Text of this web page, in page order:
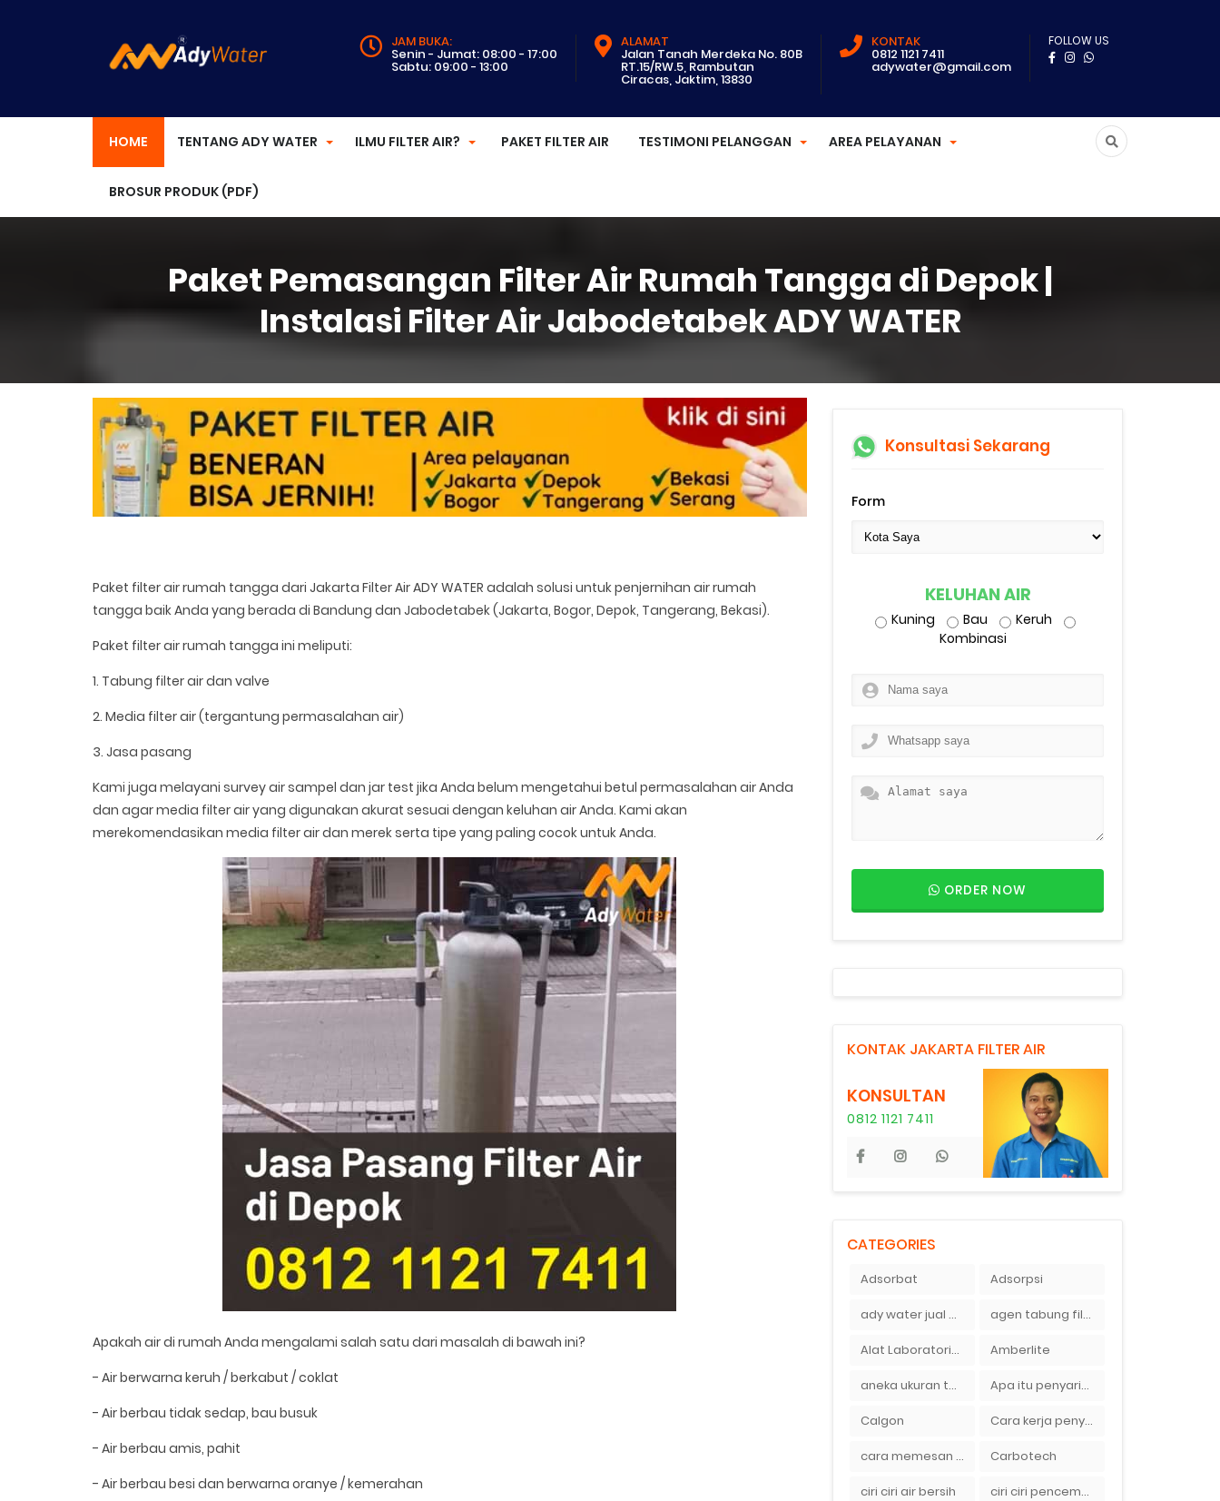
JAM BUKA:
Senin - Jumat: 08:00 - 17:00
Sabtu: 09:00 - 13:00
ALAMAT
Jalan Tanah Merdeka No. 80B
RT.15/RW.5, Rambutan
Ciracas, Jaktim, 13830
KONTAK
0812 1121 7411
adywater@gmail.com
FOLLOW US
HOME TENTANG ADY WATER ILMU FILTER AIR? PAKET FILTER AIR TESTIMONI PELANGGAN AREA PELAYANAN
BROSUR PRODUK (PDF)
Paket Pemasangan Filter Air Rumah Tangga di Depok |
Instalasi Filter Air Jabodetabek ADY WATER
Paket filter air rumah tangga dari Jakarta Filter Air ADY WATER adalah solusi untuk penjernihan air rumah
tangga baik Anda yang berada di Bandung dan Jabodetabek (Jakarta, Bogor, Depok, Tangerang, Bekasi).
Paket filter air rumah tangga ini meliputi:
1. Tabung filter air dan valve
2. Media filter air (tergantung permasalahan air)
3. Jasa pasang
Kami juga melayani survey air sampel dan jar test jika Anda belum mengetahui betul permasalahan air Anda
dan agar media filter air yang digunakan akurat sesuai dengan keluhan air Anda. Kami akan
merekomendasikan media filter air dan merek serta tipe yang paling cocok untuk Anda.
Apakah air di rumah Anda mengalami salah satu dari masalah di bawah ini?
- Air berwarna keruh / berkabut / coklat
- Air berbau tidak sedap, bau busuk
- Air berbau amis, pahit
- Air berbau besi dan berwarna oranye / kemerahan
Konsultasi Sekarang
Form
KELUHAN AIR
Kuning Bau
Keruh
Kombinasi
ORDER NOW
KONTAK JAKARTA FILTER AIR
KONSULTAN
0812 1121 7411
CATEGORIES
Adsorbat Adsorpsi
ady water jual membran ro 2000 gpd harganya sangat murah agen tabung filter air di bandung
Alat Laboratorium Amberlite
aneka ukuran tabung filter air Apa itu penyaringan air secara umum
Calgon Cara kerja penyaring air Ady Water dengan tabung FRP berisikan lapisan media filter air
cara memesan filter air Ady Wate Carbotech
ciri ciri air bersih ciri ciri pencemaran air sumur bor di rumah